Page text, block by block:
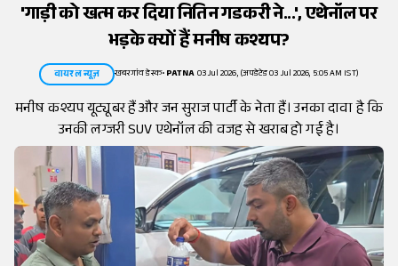
'गाड़ी को खत्म कर दिया नितिन गडकरी ने...', एथेनॉल पर
भड़के क्यों हैं मनीष कश्यप?
वायरल न्यूज़ खबरगांव डेस्क•PATNA03 Jul 2026, (अपडेटेड 03 Jul 2026, 5:05 AM IST)
मनीष कश्यप यूट्यूबर हैं और जन सुराज पार्टी के नेता हैं। उनका दावा है कि
उनकी लग्जरी SUV एथेनॉल की वजह से खराब हो गई है।